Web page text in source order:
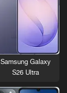
Samsung Galaxy
S26 Ultra